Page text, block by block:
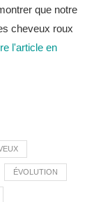
que notre
cheveux roux
l'article en
ÉVOLUTION